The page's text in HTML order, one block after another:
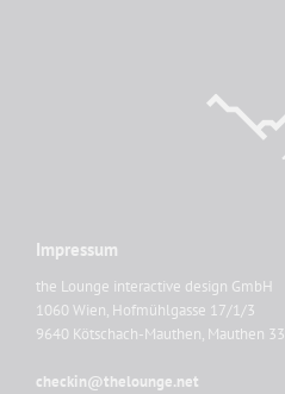
Impressum
the Lounge interactive design GmbH
1060 Wien, Hofmühlgasse 17/1/3
9640 Kötschach-Mauthen, Mauthen 33
checkin@thelounge.net